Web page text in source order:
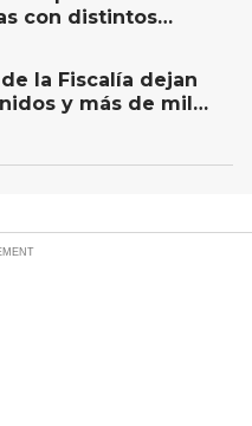
con distintos
la Fiscalía dejan
y más de mil
en Querétaro